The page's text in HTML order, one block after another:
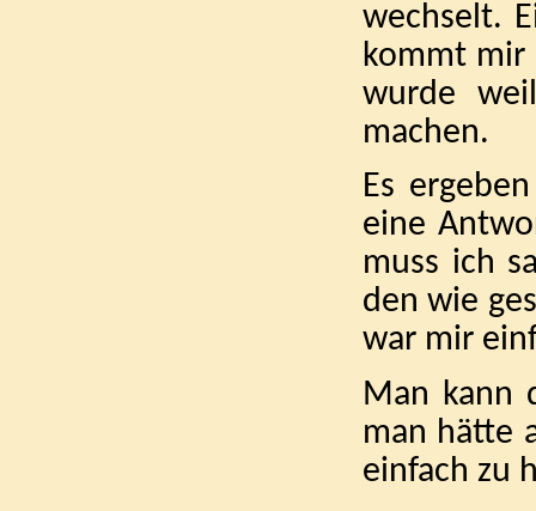
wechselt.
kommt mir
wurde
machen.
Es
eine
muss ich
den wie
war mir
Man kann
man hätte
einfach zu